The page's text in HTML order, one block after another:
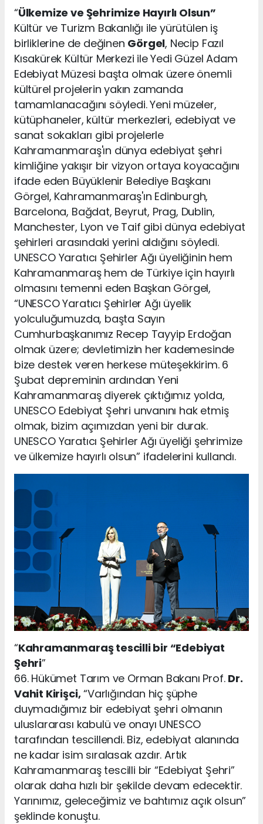
“Ülkemize ve Şehrimize Hayırlı Olsun”
Kültür ve Turizm Bakanlığı ile yürütülen iş
birliklerine de değinen Görgel, Necip Fazıl
Kısakürek Kültür Merkezi ile Yedi Güzel Adam
Edebiyat Müzesi başta olmak üzere önemli
kültürel projelerin yakın zamanda
tamamlanacağını söyledi. Yeni müzeler,
kütüphaneler, kültür merkezleri, edebiyat ve
sanat sokakları gibi projelerle
Kahramanmaraş'ın dünya edebiyat şehri
kimliğine yakışır bir vizyon ortaya koyacağını
ifade eden Büyüklenir Belediye Başkanı
Görgel, Kahramanmaraş'ın Edinburgh,
Barcelona, Bağdat, Beyrut, Prag, Dublin,
Manchester, Lyon ve Taif gibi dünya edebiyat
şehirleri arasındaki yerini aldığını söyledi.
UNESCO Yaratıcı Şehirler Ağı üyeliğinin hem
Kahramanmaraş hem de Türkiye için hayırlı
olmasını temenni eden Başkan Görgel,
“UNESCO Yaratıcı Şehirler Ağı üyelik
yolculuğumuzda, başta Sayın
Cumhurbaşkanımız Recep Tayyip Erdoğan
olmak üzere; devletimizin her kademesinde
bize destek veren herkese müteşekkirim. 6
Şubat depreminin ardından Yeni
Kahramanmaraş diyerek çıktığımız yolda,
UNESCO Edebiyat Şehri unvanını hak etmiş
olmak, bizim açımızdan yeni bir durak.
UNESCO Yaratıcı Şehirler Ağı üyeliği şehrimize
ve ülkemize hayırlı olsun” ifadelerini kullandı.
“Kahramanmaraş tescilli bir “Edebiyat
Şehri”
66. Hükümet Tarım ve Orman Bakanı Prof. Dr.
Vahit Kirişci,“Varlığından hiç şüphe
duymadığımız bir edebiyat şehri olmanın
uluslararası kabulü ve onayı UNESCO
tarafından tescillendi. Biz, edebiyat alanında
ne kadar isim sıralasak azdır. Artık
Kahramanmaraş tescilli bir “Edebiyat Şehri”
olarak daha hızlı bir şekilde devam edecektir.
Yarınımız, geleceğimiz ve bahtımız açık olsun”
şeklinde konuştu.